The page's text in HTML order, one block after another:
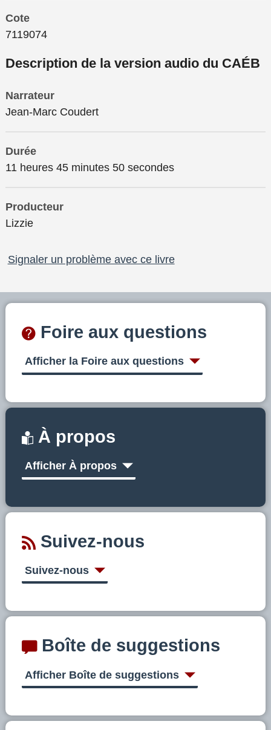
Cote
7119074
Description de la version audio du CAÉB
Narrateur
Jean-Marc Coudert
Durée
11 heures 45 minutes 50 secondes
Producteur
Lizzie
Signaler un problème avec ce livre
Foire aux questions
Afficher la Foire aux questions
À propos
Afficher À propos
Suivez-nous
Suivez-nous
Boîte de suggestions
Afficher Boîte de suggestions